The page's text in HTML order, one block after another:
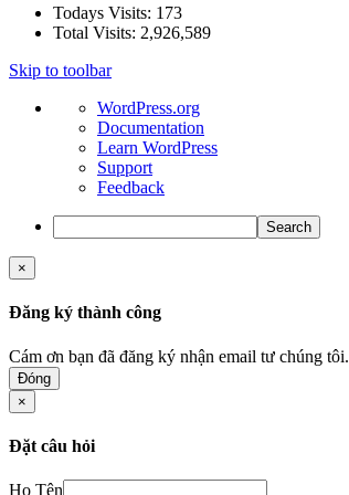
Todays Visits: 173
Total Visits: 2,926,589
Skip to toolbar
About
WordPress
WordPress.org
Documentation
Learn WordPress
Support
Feedback
Search
×
Đăng ký thành công
Cám ơn bạn đã đăng ký nhận email tư chúng tôi.
Đóng
×
Đặt câu hỏi
Họ Tên